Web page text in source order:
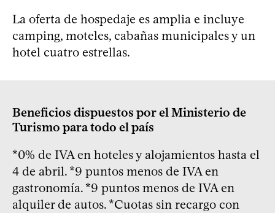
La oferta de hospedaje es amplia e incluye
camping, moteles, cabañas municipales y un
hotel cuatro estrellas.
Beneficios dispuestos por el Ministerio de
Turismo para todo el país
*0% de IVA en hoteles y alojamientos hasta el
4 de abril. *9 puntos menos de IVA en
gastronomía. *9 puntos menos de IVA en
alquiler de autos. *Cuotas sin recargo con